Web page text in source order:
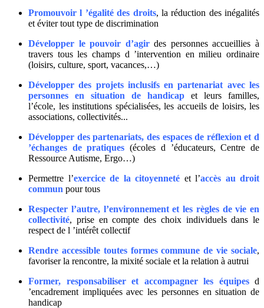
Promouvoir l ’égalité des droits, la réduction des inégalités
et éviter tout type de discrimination
Développer le pouvoir d’agirdes personnes accueillies à
travers tous les champs d ’intervention en milieu ordinaire
(loisirs, culture, sport, vacances,…)
Développer des projets inclusifs en partenariat avec les
personnes en situation de handicap et leurs familles,
l’école, les institutions spécialisées, les accueils de loisirs, les
associations, collectivités...
Développer des partenariats, des espaces de réflexion et d
’échanges de pratiques (écoles d ’éducateurs, Centre de
Ressource Autisme, Ergo…)
Permettre l’exercice de la citoyenneté et l’accès au droit
commun pour tous
Respecter l’autre, l’environnement et les règles de vie en
collectivité, prise en compte des choix individuels dans le
respect de l ’intérêt collectif
Rendre accessible toutes formes commune de vie sociale,
favoriser la rencontre, la mixité sociale et la relation à autrui
Former, responsabiliser et accompagner les équipesd
’encadrement impliquées avec les personnes en situation de
handicap